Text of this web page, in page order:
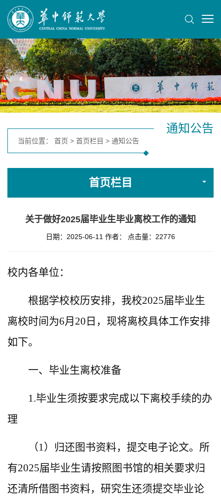
通知公告
当前位置： 首页 > 首页栏目 > 通知公告
首页栏目
关于做好2025届毕业生毕业离校工作的通知
日期：2025-06-11 作者： 点击量： 22776
校内各单位：
根据学校校历安排，我校2025届毕业生
离校时间为6月20日，现将离校具体工作安排
如下。
一、毕业生离校准备
1.毕业生须按要求完成以下离校手续的办
理
（1）归还图书资料，提交电子论文。所
有2025届毕业生请按照图书馆的相关要求归
还清所借图书资料，研究生还须提交毕业论